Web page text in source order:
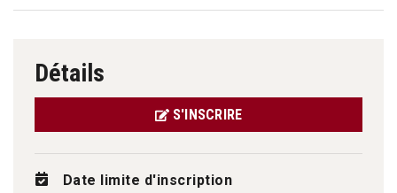
Détails
S'INSCRIRE
Date limite d'inscription